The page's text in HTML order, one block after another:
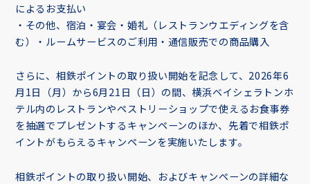
によるお支払い
・その他、宿泊・宴会・婚礼（レストランウエディングを含
む）・ルームサービスのご利用・通信販売での商品購入
さらに、相鉄ポイントの取り扱い開始を記念して、2026年6
月1日（月）から6月21日（日）の間、横浜ベイシェラトンホ
テル内のレストランやペストリーショップで使えるお食事券
を抽選でプレゼントするキャンペーンのほか、先着で相鉄ポ
イントがもらえるキャンペーンを実施いたします。
相鉄ポイントの取り扱い開始、およびキャンペーンの詳細な